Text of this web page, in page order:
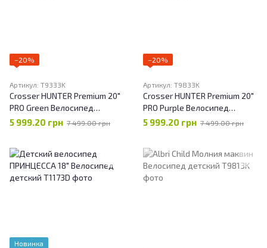
−20%
Артикул: T9333K
Crosser HUNTER Premium 20"
PRO Green Велосипед
детский (литые колеса)
5 999.20 грн 7 499.00 грн
−20%
Артикул: T9833K
Crosser HUNTER Premium 20"
PRO Purple Велосипед
детский (литые колеса)
5 999.20 грн 7 499.00 грн
Новинка